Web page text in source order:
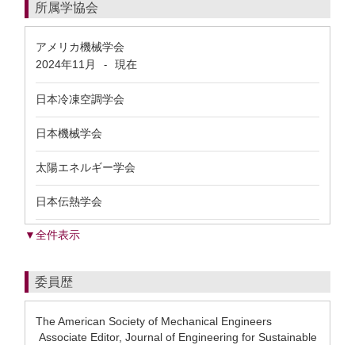
所属学協会
アメリカ機械学会
2024年11月
- 現在
日本冷凍空調学会
日本機械学会
太陽エネルギー学会
日本伝熱学会
▼全件表示
委員歴
The American Society of Mechanical Engineers
Associate Editor, Journal of Engineering for Sustainable